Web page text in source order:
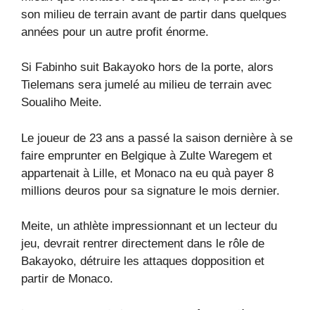
son milieu de terrain avant de partir dans quelques
années pour un autre profit énorme.
Si Fabinho suit Bakayoko hors de la porte, alors
Tielemans sera jumelé au milieu de terrain avec
Soualiho Meite.
Le joueur de 23 ans a passé la saison dernière à se
faire emprunter en Belgique à Zulte Waregem et
appartenait à Lille, et Monaco na eu quà payer 8
millions deuros pour sa signature le mois dernier.
Meite, un athlète impressionnant et un lecteur du
jeu, devrait rentrer directement dans le rôle de
Bakayoko, détruire les attaques dopposition et
partir de Monaco.